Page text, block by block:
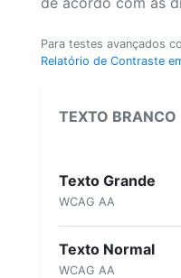
Para testes avançados
Relatório de Contraste
TEXTO BRANCO
Texto Grande
WCAG AA
Texto Normal
WCAG AA